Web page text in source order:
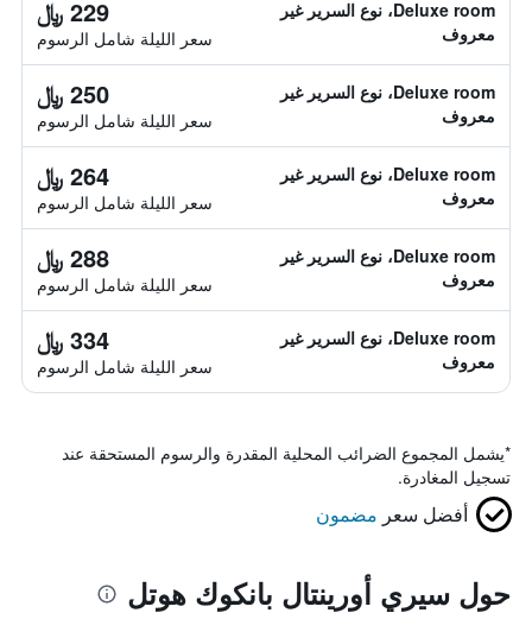
Deluxe room، نوع السرير غير
معروف
229 ﷼
سعر الليلة شامل الرسوم
Deluxe room، نوع السرير غير
معروف
250 ﷼
سعر الليلة شامل الرسوم
Deluxe room، نوع السرير غير
معروف
264 ﷼
سعر الليلة شامل الرسوم
Deluxe room، نوع السرير غير
معروف
288 ﷼
سعر الليلة شامل الرسوم
Deluxe room، نوع السرير غير
معروف
334 ﷼
سعر الليلة شامل الرسوم
*يشمل المجموع الضرائب المحلية المقدرة والرسوم المستحقة عند
تسجيل المغادرة.
أفضل سعر مضمون
حول سيري أورينتال بانكوك هوتل